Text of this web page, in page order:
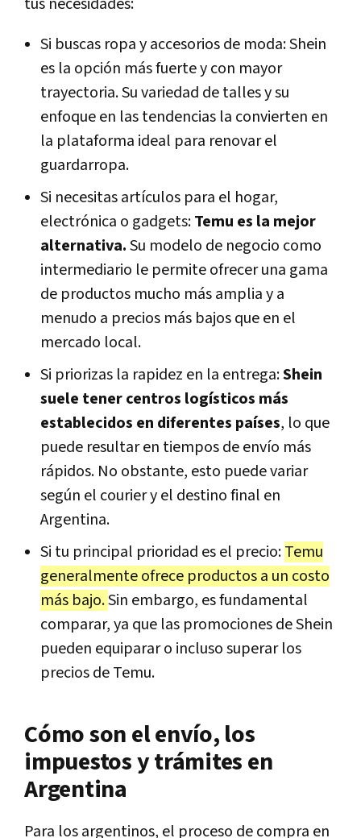
Si buscas ropa y accesorios de moda: Shein
es la opción más fuerte y con mayor
trayectoria. Su variedad de talles y su
enfoque en las tendencias la convierten en
la plataforma ideal para renovar el
guardarropa.
Si necesitas artículos para el hogar,
electrónica o gadgets:Temu es la mejor
alternativa.Su modelo de negocio como
intermediario le permite ofrecer una gama
de productos mucho más amplia y a
menudo a precios más bajos que en el
mercado local.
Si priorizas la rapidez en la entrega:Shein
suele tener centros logísticos más
establecidos en diferentes países, lo que
puede resultar en tiempos de envío más
rápidos. No obstante, esto puede variar
según el courier y el destino final en
Argentina.
Si tu principal prioridad es el precio:Temu
generalmente ofrece productos a un costo
más bajo.Sin embargo, es fundamental
comparar, ya que las promociones de Shein
pueden equiparar o incluso superar los
precios de Temu.
Cómo son el envío, los
impuestos y trámites en
Argentina
Para los argentinos, el proceso de compra en